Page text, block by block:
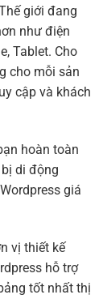
giới đang
như điện
Tablet. Cho
cho mỗi sản
cập và khách
hoàn toàn
di động
giá
vị thiết kế
hỗ trợ
tốt nhất thị